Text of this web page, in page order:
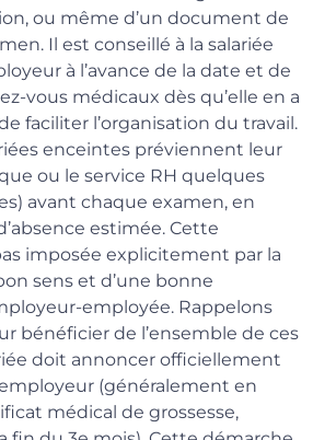
ou même d’un document de
Il est conseillé à la salariée
à l’avance de la date et de
vous médicaux dès qu’elle en a
faciliter l’organisation du travail.
enceintes préviennent leur
ou le service RH quelques
avant chaque examen, en
estimée. Cette
imposée explicitement par la
sens et d’une bonne
employée. Rappelons
bénéficier de l’ensemble de ces
doit annoncer officiellement
(généralement en
médical de grossesse,